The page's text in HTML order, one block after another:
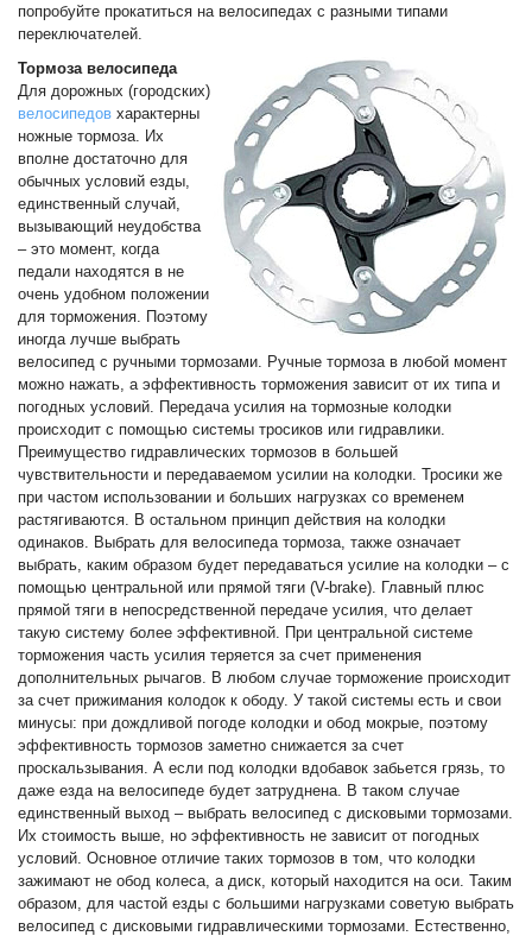
попробуйте прокатиться на велосипедах с разными типами
переключателей.
Тормоза велосипеда
Для дорожных (городских)
велосипедов характерны
ножные тормоза. Их
вполне достаточно для
обычных условий езды,
единственный случай,
вызывающий неудобства
– это момент, когда
педали находятся в не
очень удобном положении
для торможения. Поэтому
иногда лучше выбрать
велосипед с ручными тормозами. Ручные тормоза в любой момент
можно нажать, а эффективность торможения зависит от их типа и
погодных условий. Передача усилия на тормозные колодки
происходит с помощью системы тросиков или гидравлики.
Преимущество гидравлических тормозов в большей
чувствительности и передаваемом усилии на колодки. Тросики же
при частом использовании и больших нагрузках со временем
растягиваются. В остальном принцип действия на колодки
одинаков. Выбрать для велосипеда тормоза, также означает
выбрать, каким образом будет передаваться усилие на колодки – с
помощью центральной или прямой тяги (V-brake). Главный плюс
прямой тяги в непосредственной передаче усилия, что делает
такую систему более эффективной. При центральной системе
торможения часть усилия теряется за счет применения
дополнительных рычагов. В любом случае торможение происходит
за счет прижимания колодок к ободу. У такой системы есть и свои
минусы: при дождливой погоде колодки и обод мокрые, поэтому
эффективность тормозов заметно снижается за счет
проскальзывания. А если под колодки вдобавок забьется грязь, то
даже езда на велосипеде будет затруднена. В таком случае
единственный выход – выбрать велосипед с дисковыми тормозами.
Их стоимость выше, но эффективность не зависит от погодных
условий. Основное отличие таких тормозов в том, что колодки
зажимают не обод колеса, а диск, который находится на оси. Таким
образом, для частой езды с большими нагрузками советую выбрать
велосипед с дисковыми гидравлическими тормозами. Естественно,